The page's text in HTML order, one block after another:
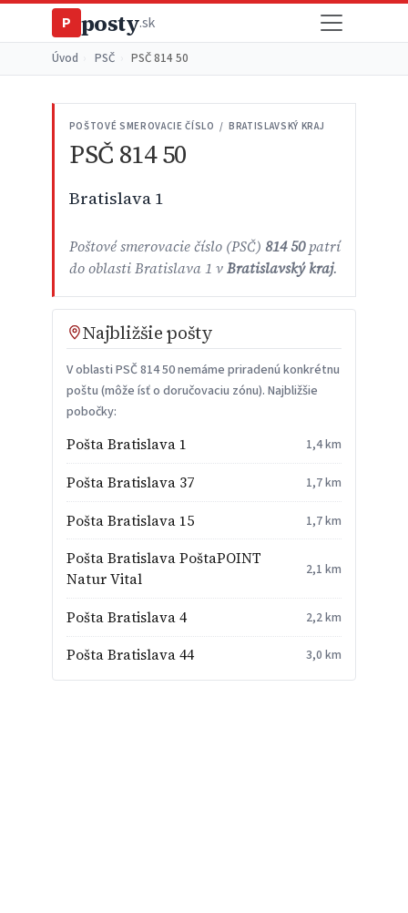
P posty.sk
Úvod PSČ PSČ 814 50
POŠTOVÉ SMEROVACIE ČÍSLO / BRATISLAVSKÝ KRAJ
PSČ 814 50
Bratislava 1
Poštové smerovacie číslo (PSČ) 814 50patrí
do oblasti Bratislava 1 vBratislavský kraj.
Najbližšie pošty
V oblasti PSČ 814 50 nemáme priradenú konkrétnu
poštu (môže ísť o doručovaciu zónu). Najbližšie
pobočky:
Pošta Bratislava 1 1,4 km
Pošta Bratislava 37 1,7 km
Pošta Bratislava 15 1,7 km
Pošta Bratislava PoštaPOINT
Natur Vital
2,1 km
Pošta Bratislava 4 2,2 km
Pošta Bratislava 44 3,0 km